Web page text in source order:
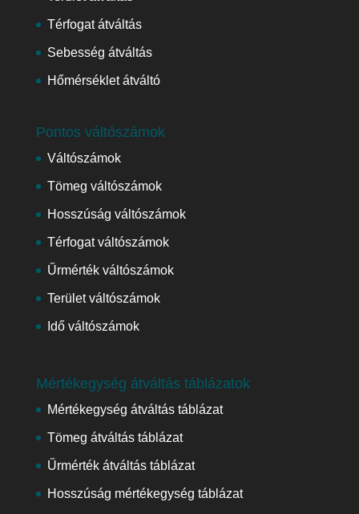
Térfogat átváltás
Sebesség átváltás
Hőmérséklet átváltó
Pontos váltószámok
Váltószámok
Tömeg váltószámok
Hosszúság váltószámok
Térfogat váltószámok
Űrmérték váltószámok
Terület váltószámok
Idő váltószámok
Mértékegység átváltás táblázatok
Mértékegység átváltás táblázat
Tömeg átváltás táblázat
Űrmérték átváltás táblázat
Hosszúság mértékegység táblázat